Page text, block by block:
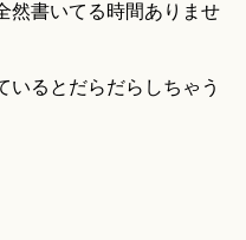
然書いてる時間ありませ
いるとだらだらしちゃう